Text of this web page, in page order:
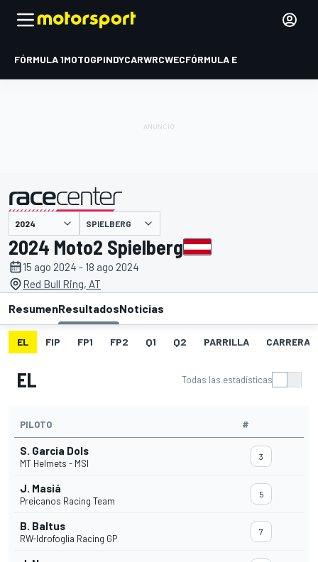
FÓRMULA 1MOTOGPINDYCARWRCWECFÓRMULA E
presentado por SPIELBERG
2024 Moto2 Spielberg
15 ago 2024 - 18 ago 2024
Red Bull Ring, AT
ResumenResultadosNoticias
EL FIP FP1 FP2 Q1 Q2 PARRILLA CARRERA
EL Todas las estadísticas
PILOTO #
S. Garcia Dols
MT Helmets - MSI
3
J. Masiá
Preicanos Racing Team
5
B. Baltus
RW-Idrofoglia Racing GP
7